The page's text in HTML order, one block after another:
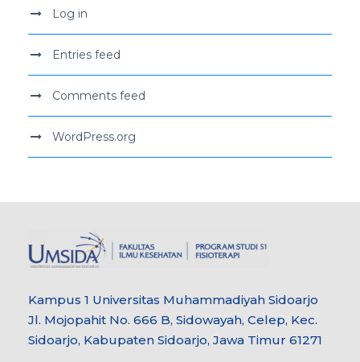
Log in
Entries feed
Comments feed
WordPress.org
Kampus 1 Universitas Muhammadiyah Sidoarjo
Jl. Mojopahit No. 666 B, Sidowayah, Celep, Kec.
Sidoarjo, Kabupaten Sidoarjo, Jawa Timur 61271